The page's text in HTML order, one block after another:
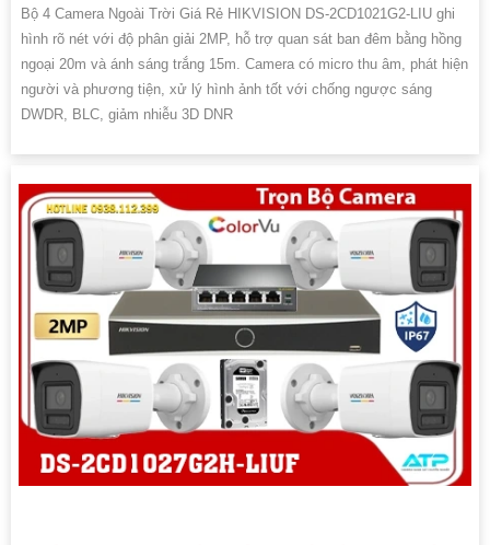
Bộ 4 Camera Ngoài Trời Giá Rẻ HIKVISION DS-2CD1021G2-LIU ghi
hình rõ nét với độ phân giải 2MP, hỗ trợ quan sát ban đêm bằng hồng
ngoại 20m và ánh sáng trắng 15m. Camera có micro thu âm, phát hiện
người và phương tiện, xử lý hình ảnh tốt với chống ngược sáng
DWDR, BLC, giảm nhiễu 3D DNR